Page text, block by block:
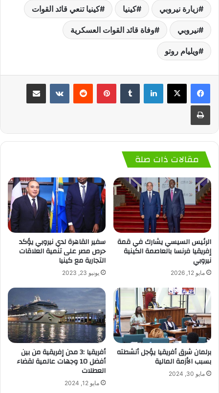
زيارة نيروبي كينيا كينيا تنعي قائد القوات
نيروبي وفاة قائد القوات العسكرية
ويليام روتو
لينكدإن بينتيريست
مقالات ذات صلة
الرئيس السيسي يشارك في قمة
إفريقيا فرنسا بالعاصمة الكينية
نيروبي
مايو 12, 2026
سفير القاهرة لدي نيروبي يؤكد
حرص مصر على تنمية العلاقات
التجارية مع كينيا
يونيو 23, 2023
برلمان شرق أفريقيا يؤجل أنشطته
بسبب الأزمة المالية
مايو 30, 2024
أفريقيا :3 مدن إفريقية من بين
أفضل 10 وجهات عالمية لقضاء
العطلات
مايو 12, 2024